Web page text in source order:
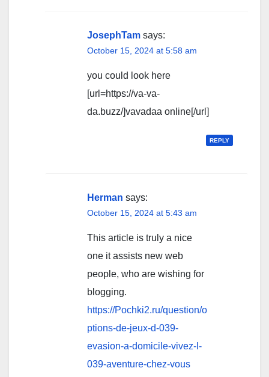
JosephTam says:
October 15, 2024 at 5:58 am
you could look here
[url=https://va-va-
da.buzz/]vavadaa online[/url]
REPLY
Herman says:
October 15, 2024 at 5:43 am
This article is truly a nice
one it assists new web
people, who are wishing for
blogging.
https://Pochki2.ru/question/o
ptions-de-jeux-d-039-
evasion-a-domicile-vivez-l-
039-aventure-chez-vous